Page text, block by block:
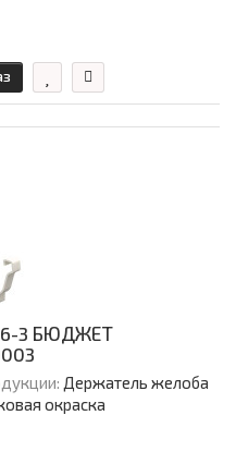
3 БЮДЖЕТ
Держатель желоба
окраска